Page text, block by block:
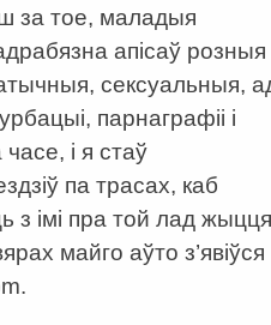
за тое, маладыя
апісаў розныя
сексуальныя,
парнаграфіі і
і я стаў
па трасах, каб
з імі пра той лад
майго аўто з’явіўся